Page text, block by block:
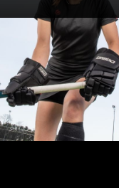
is de strafcorner een van
van de
gaan met hoge
richting de goal.